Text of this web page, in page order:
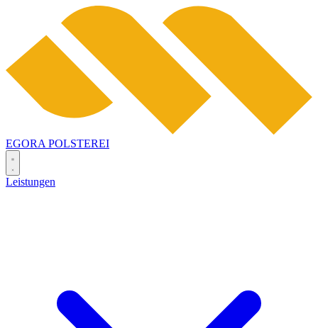
EGORA POLSTEREI
Leistungen